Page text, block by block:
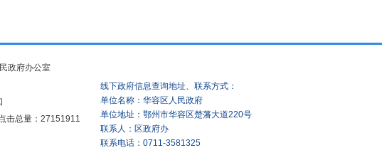
政府办公室
击总量： 27151911
线下政府信息查询地址、联系方式：
单位名称：华容区人民政府
单位地址：鄂州市华容区楚藩大道220号
联系人：区政府办
联系电话：0711-3581325